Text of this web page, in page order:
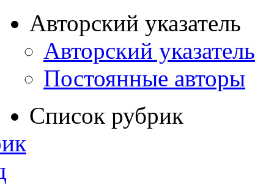
Авторский указатель
Авторский указатель
Постоянные авторы
Список рубрик